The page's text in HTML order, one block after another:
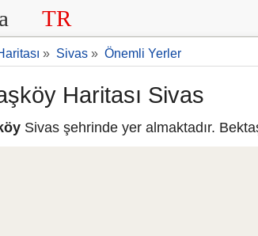
TR
» Sivas » Önemli Yerler
Haritası Sivas
Sivas şehrinde yer almaktadır.